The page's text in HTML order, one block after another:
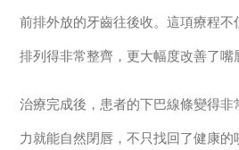
前排外放的牙齒往後收。這項療程
排列得非常整齊，更大幅度改善了嘴
治療完成後，患者的下巴線條變得
力就能自然閉唇，不只找回了健康